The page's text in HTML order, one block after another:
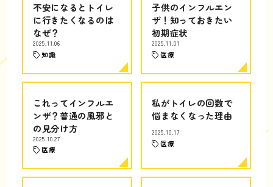
不安になるとトイレ
に行きたくなるのは
なぜ？
2025.11.06
知識
子供のインフルエン
ザ！知っておきたい
初期症状
2025.11.01
医療
これってインフルエ
ンザ？普通の風邪と
の見分け方
2025.10.27
医療
私がトイレの回数で
悩まなくなった理由
2025.10.17
医療